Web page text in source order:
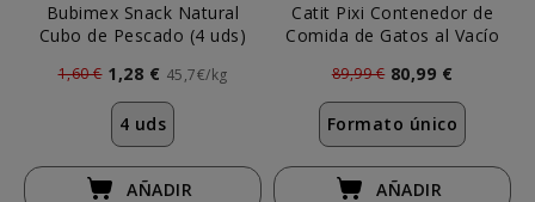
Bubimex Snack Natural
Cubo de Pescado (4 uds)
1,60 € 1,28 € 45,7€/kg
4 uds
AÑADIR
Catit Pixi Contenedor de
Comida de Gatos al Vacío
89,99 € 80,99 €
Formato único
AÑADIR